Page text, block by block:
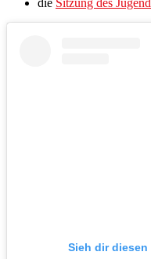
Sieh dir diesen